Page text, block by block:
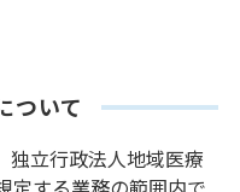
ついて
立行政法人地域医療